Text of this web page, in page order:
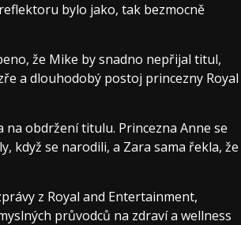
bylo jako, tak bezmocně
že Mike by snadno nepřijal titul,
a dlouhodobý postoj princezny Royal
obdržení titulu. Princezna Anne se
když se narodili, a Zara sama řekla, že
z Royal and Entertainment,
průvodců na zdraví a wellness